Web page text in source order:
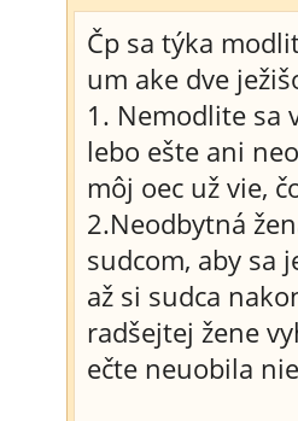
Čp sa týka
um ake dve
1. Nemodlite sa
lebo ešte ani
môj oec už vie,
2.Neodbytná
sudcom, aby sa
až si sudca
radšejtej žene
ečte neuobila